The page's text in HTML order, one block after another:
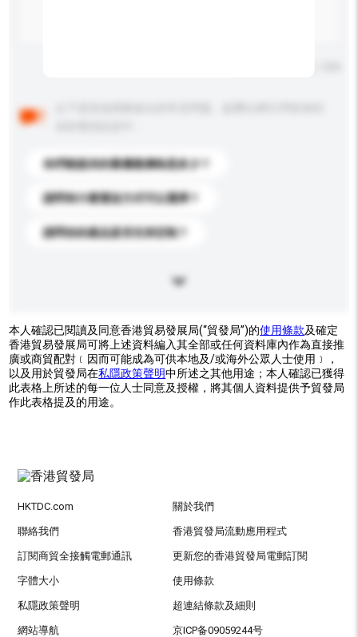
你們能提供的最優惠價格是多少？
請問有什麼運送方式可以選擇？
請問你的產品是否支持定制？
本人確認已閱讀及同意香港貿易發展局(“貿發局”)的使用條款及確定
香港貿易發展局可將上述資料編入其全部或任何資料庫內作為直接推
廣或商貿配對﹝因而可能成為可供本地及/或海外公眾人士使用﹞，
以及用於貿發局在私隱政策聲明中所述之其他用途；本人確認已獲得
此表格上所述的每一位人士同意及授權，將其個人資料提供予貿發局
作此表格提及的用途。
HKTDC.com 關於我們
聯絡我們 香港貿發局流動應用程式
訂閱商貿全接觸電郵通訊 更新您的香港貿發局電郵訂閱
字體大小 使用條款
私隱政策聲明 超連結條款及細則
網站導航 京ICP备09059244号